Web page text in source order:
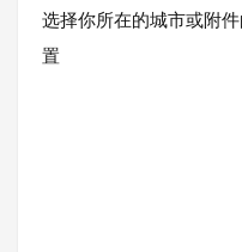
选择你所在的城市或附
置